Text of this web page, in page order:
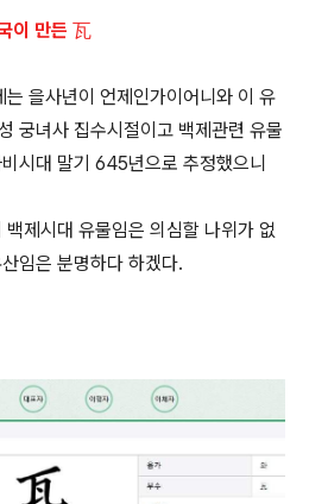
이 만든 瓦
을사년이 언제인가이어니와 이 유
궁녀사 집수시절이고 백제관련 유물
시대 말기 645년으로 추정했으니
제시대 유물임은 의심할 나위가 없
임은 분명하다 하겠다.